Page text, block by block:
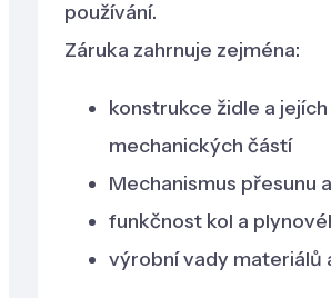
používání.
Záruka zahrnuje zejména:
konstrukce židle a jejích
mechanických částí
Mechanismus přesunu
funkčnost kol a
výrobní vady materiálů